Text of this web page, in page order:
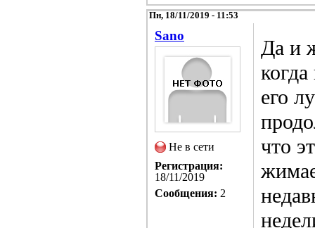
Пн, 18/11/2019 - 11:53
Sano
Не в сети
Регистрация:
18/11/2019
Сообщения: 2
Да и
его
что